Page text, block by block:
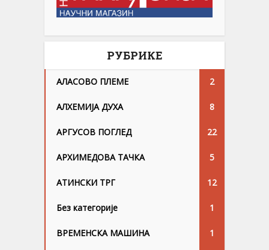
РУБРИКЕ
АЛАСОВО ПЛЕМЕ 2
АЛХЕМИЈА ДУХА 8
АРГУСОВ ПОГЛЕД 22
АРХИМЕДОВА ТАЧКА 5
АТИНСКИ ТРГ 12
Без категорије 1
ВРЕМЕНСКА МАШИНА 1